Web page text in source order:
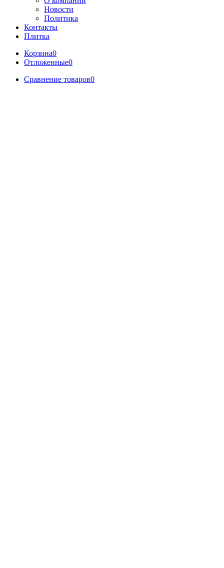
Новости
Политика
Контакты
Плитка
Корзина0
Отложенные0
Сравнение товаров0